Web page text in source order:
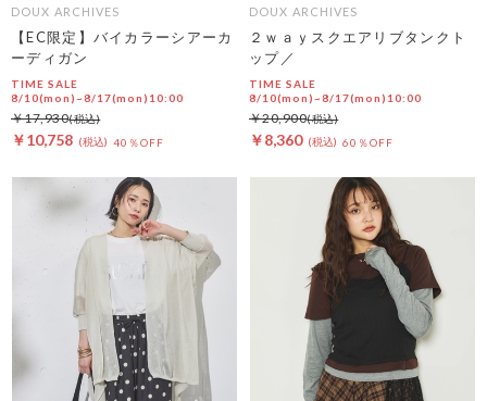
DOUX ARCHIVES
【EC限定】バイカラーシアーカ
ーディガン
TIME SALE
8/10(mon)~8/17(mon)10:00
￥10,758 40％OFF
￥17,930
DOUX ARCHIVES
２ｗａｙスクエアリブタンクト
ップ／
TIME SALE
8/10(mon)~8/17(mon)10:00
￥8,360 60％OFF
￥20,900